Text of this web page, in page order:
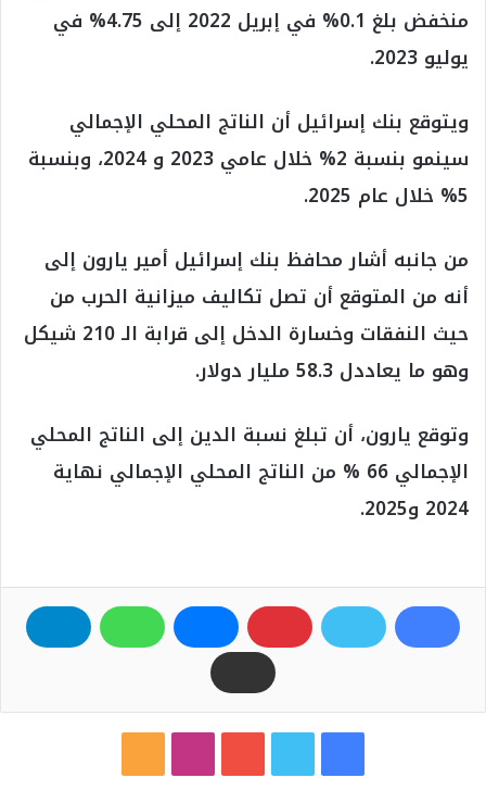
منخفض بلغ 0.1% في إبريل 2022 إلى 4.75% في
يوليو 2023.
ويتوقع بنك إسرائيل أن الناتج المحلي الإجمالي
سينمو بنسبة 2% خلال عامي 2023 و 2024، وبنسبة
5% خلال عام 2025.
من جانبه أشار محافظ بنك إسرائيل أمير يارون إلى
أنه من المتوقع أن تصل تكاليف ميزانية الحرب من
حيث النفقات وخسارة الدخل إلى قرابة الـ 210 شيكل
وهو ما يعاددل 58.3 مليار دولار.
وتوقع يارون، أن تبلغ نسبة الدين إلى الناتج المحلي
الإجمالي 66 % من الناتج المحلي الإجمالي نهاية
2024 و2025.